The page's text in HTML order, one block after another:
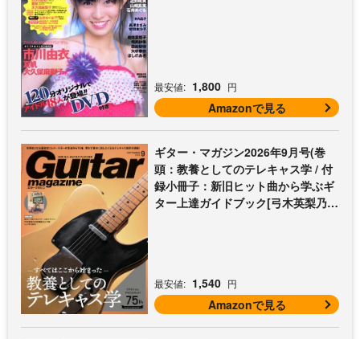
最安値: 1,800 円
Amazonで見る
ギター・マガジン2026年9月号(巻
頭：教養としてのテレキャス学 / 付
録小冊子：新旧ヒット曲から学ぶギ
ター上達ガイドブック[弓木英梨乃の
最安値: 1,540 円
Amazonで見る